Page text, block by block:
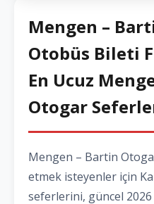
Mengen –
Otobüs Bileti
En Ucuz
Otogar
Mengen – Bartin
etmek isteyenler için
seferlerini, güncel 2026